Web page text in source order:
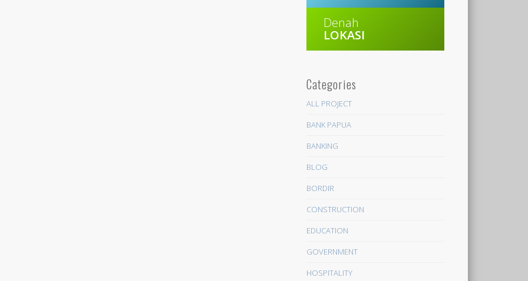
Denah
LOKASI
Categories
ALL PROJECT
BANK PAPUA
BANKING
BLOG
BORDIR
CONSTRUCTION
EDUCATION
GOVERNMENT
HOSPITALITY